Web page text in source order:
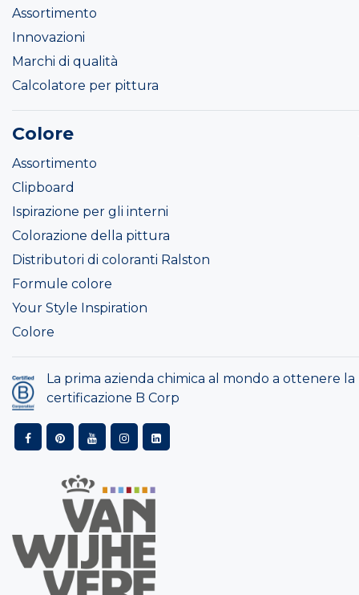
Assortimento
Innovazioni
Marchi di qualità
Calcolatore per pittura
Colore
Assortimento
Clipboard
Ispirazione per gli interni
Colorazione della pittura
Distributori di coloranti Ralston
Formule colore
Your Style Inspiration
Colore
La prima azienda chimica al mondo a ottenere la
certificazione B Corp